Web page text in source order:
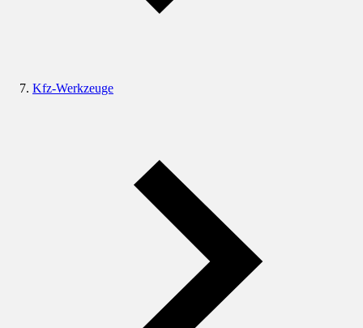
Kfz-Werkzeuge